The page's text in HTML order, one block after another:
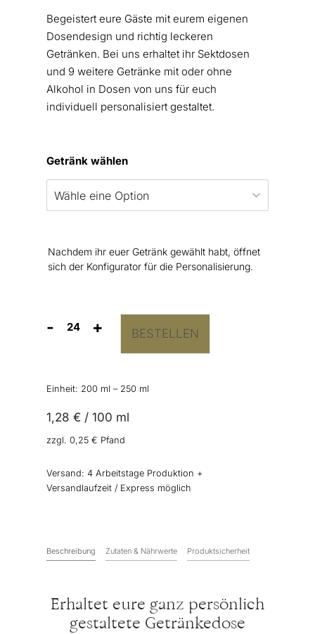
Begeistert eure Gäste mit eurem eigenen
Dosendesign und richtig leckeren
Getränken. Bei uns erhaltet ihr Sektdosen
und 9 weitere Getränke mit oder ohne
Alkohol in Dosen von uns für euch
individuell personalisiert gestaltet.
Getränk wählen
Nachdem ihr euer Getränk gewählt habt, öffnet
sich der Konfigurator für die Personalisierung.
-
Getränkedosen
Menge
+ BESTELLEN
Einheit: 200 ml – 250 ml
1,28 € / 100 ml
zzgl. 0,25 € Pfand
Versand: 4 Arbeitstage Produktion +
Versandlaufzeit / Express möglich
Beschreibung Zutaten & Nährwerte Produktsicherheit
Erhaltet eure ganz persönlich
gestaltete Getränkedose